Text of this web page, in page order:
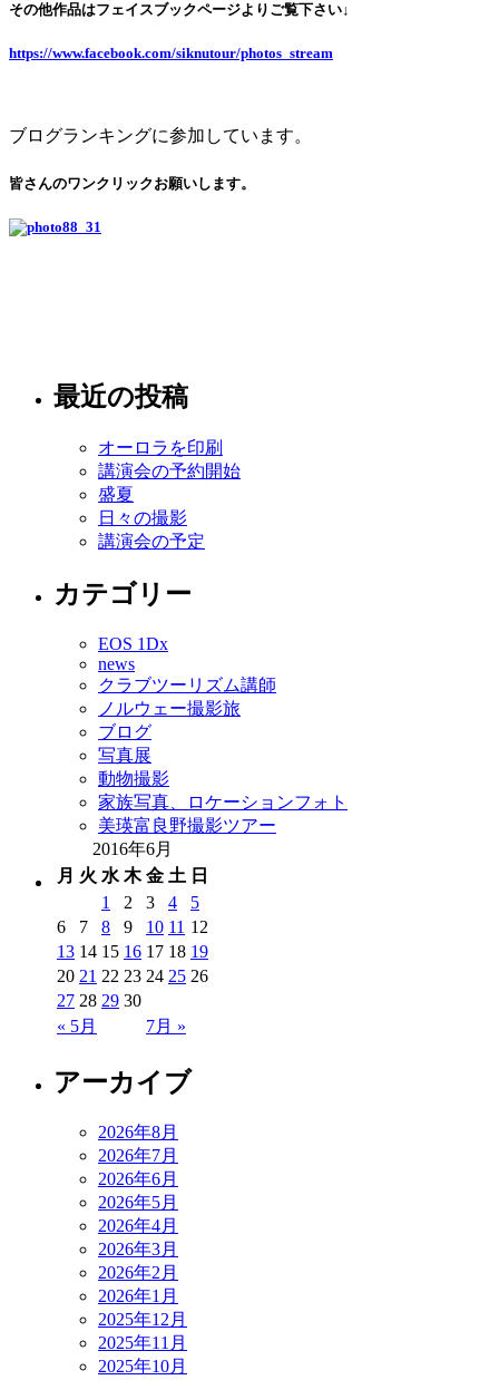
その他作品はフェイスブックページよりご覧下さい↓
https://www.facebook.com/siknutour/photos_stream
ブログランキングに参加しています。
皆さんのワンクリックお願いします。
最近の投稿
オーロラを印刷
講演会の予約開始
盛夏
日々の撮影
講演会の予定
カテゴリー
EOS 1Dx
news
クラブツーリズム講師
ノルウェー撮影旅
ブログ
写真展
動物撮影
家族写真、ロケーションフォト
美瑛富良野撮影ツアー
2016年6月
月 火 水 木 金 土 日
« 5月 7月 »
1 2 3 4
5
6
7 8 9 10 11 12
13 14 15 16 17 18 19
20 21 22 23 24 25 26
27 28 29 30
アーカイブ
2026年8月
2026年7月
2026年6月
2026年5月
2026年4月
2026年3月
2026年2月
2026年1月
2025年12月
2025年11月
2025年10月